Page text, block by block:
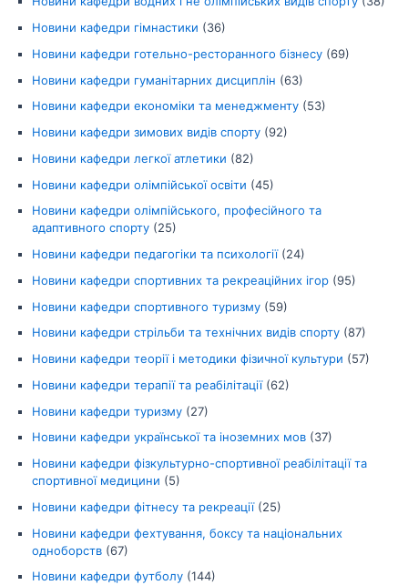
Новини кафедри гімнастики (36)
Новини кафедри готельно-ресторанного бізнесу (69)
Новини кафедри гуманітарних дисциплін (63)
Новини кафедри економіки та менеджменту (53)
Новини кафедри зимових видів спорту (92)
Новини кафедри легкої атлетики (82)
Новини кафедри олімпійської освіти (45)
Новини кафедри олімпійського, професійного та
адаптивного спорту (25)
Новини кафедри педагогіки та психології(24)
Новини кафедри спортивних та рекреаційних ігор (95)
Новини кафедри спортивного туризму (59)
Новини кафедри стрільби та технічних видів спорту (87)
Новини кафедри теорії і методики фізичної культури (57)
Новини кафедри терапії та реабілітації(62)
Новини кафедри туризму (27)
Новини кафедри української та іноземних мов (37)
Новини кафедри фізкультурно-спортивної реабілітації та
спортивної медицини (5)
Новини кафедри фітнесу та рекреації(25)
Новини кафедри фехтування, боксу та національних
одноборств (67)
Новини кафедри футболу (144)